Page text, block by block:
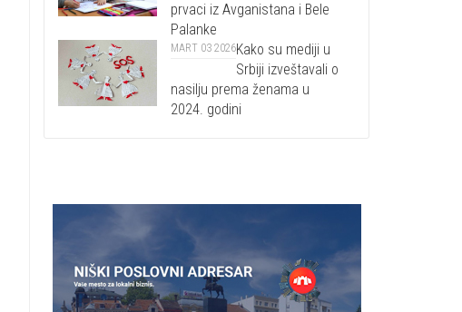
prvaci iz Avganistana i Bele
Palanke
MART 03 2026Kako su mediji u
Srbiji izveštavali o
nasilju prema ženama u
2024. godini